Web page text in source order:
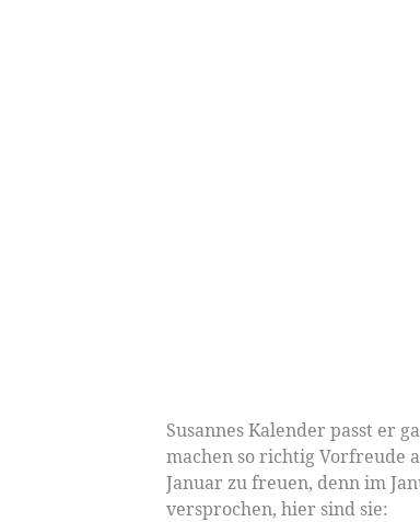
Susannes Kalender passt er
machen so richtig Vorfreude
Januar zu freuen, denn im
versprochen, hier sind sie: